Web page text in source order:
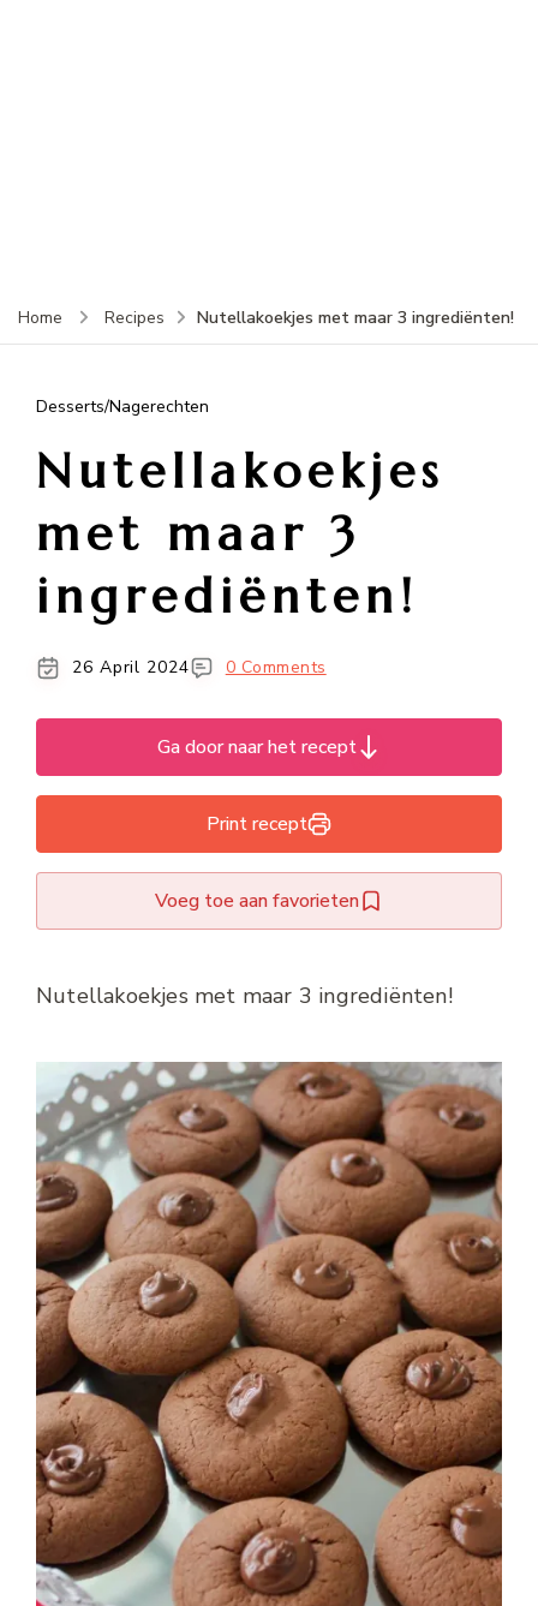
Home Recipes Nutellakoekjes met maar 3 ingrediënten!
Desserts/Nagerechten
Nutellakoekjes
met maar 3
ingrediënten!
26 April 2024 0 Comments
Ga door naar het recept
Print recept
Voeg toe aan favorieten
Nutellakoekjes met maar 3 ingrediënten!